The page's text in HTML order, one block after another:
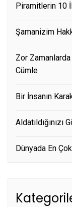
Piramitlerin 10
Şamanizim
Zor
Cümle
Bir İnsanın
Aldatıldığınızı
Dünyada En